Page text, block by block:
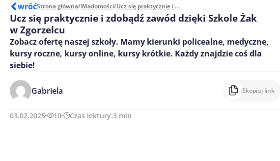
wróćStrona główna/Wiadomości/ Ucz się praktycznie i zdobądź zawód dzięki Szkole Żak w Zgorzelcu
Ucz się praktycznie i zdobądź zawód dzięki Szkole Żak
w Zgorzelcu
Zobacz ofertę naszej szkoły. Mamy kierunki policealne, medyczne,
kursy roczne, kursy online, kursy krótkie. Każdy znajdzie coś dla
siebie!
Gabriela Skopiuj link
03.02.2025 10 Czas lektury:3 min